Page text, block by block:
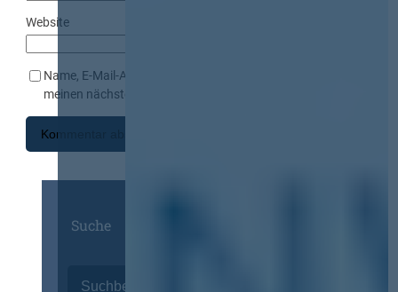
Website
Name, E-Mail-Adresse und Website in diesem Browser für
meinen nächsten Kommentar speichern.
Suche